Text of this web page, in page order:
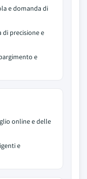
e domanda di
di precisione e
e
online e delle
e